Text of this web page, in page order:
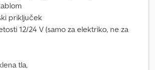
priključek
12/24 V (samo za elektriko, ne za
tla,